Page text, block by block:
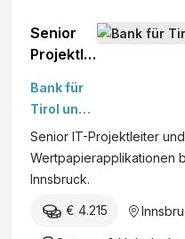
Senior
Projektlei
ndungsb
etreuer -
Wertpapi
erapplika
tionen
(w/m/d)
Bank für
Tirol und
Vorarlber
g AG
Senior IT-Projektleiter
Wertpapierapplikationen
Innsbruck.
€ 4.215